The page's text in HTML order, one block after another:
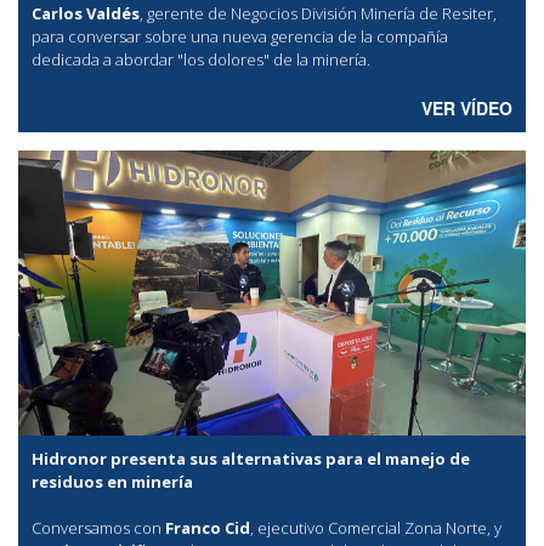
Carlos Valdés , gerente de Negocios División Minería de Resiter,
para conversar sobre una nueva gerencia de la compañía
dedicada a abordar "los dolores" de la minería.
VER VÍDEO
Hidronor presenta sus alternativas para el manejo de
residuos en minería
Conversamos con Franco Cid , ejecutivo Comercial Zona Norte, y